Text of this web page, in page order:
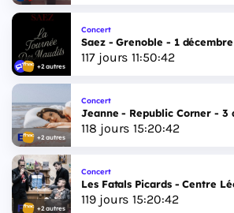
+2 autres
Concert
Saez - Grenoble - 1
117jours 11:50:41
+2 autres
Concert
Jeanne - Republic Corner - 3
118 jours 15:20:41
+2 autres
Concert
Les Fatals Picards - Centre
119jours 15:20:41